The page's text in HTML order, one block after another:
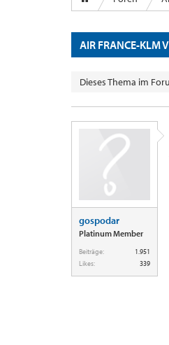
AIR FRANCE-KLM
Dieses Thema im
gospodar
Platinum Member
Beiträge:
1.951
Likes:
339